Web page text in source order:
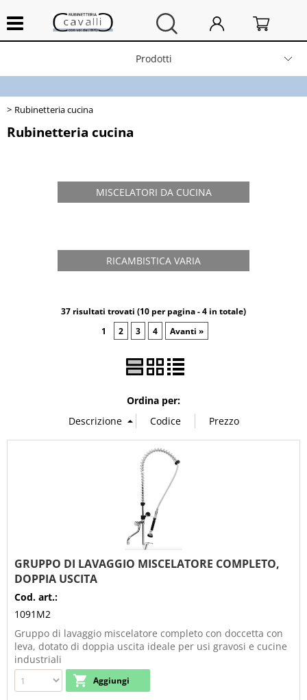
Chi siamo
Prodotti
Spedizioni e resi
Rubinetteria cucina
Rubinetteria cucina
MISCELATORI DA CUCINA
RICAMBISTICA VARIA
37 risultati trovati (10 per pagina - 4 in totale)
1
2 3 4 Avanti »
Ordina per:
GRUPPO DI LAVAGGIO MISCELATORE COMPLETO,
DOPPIA USCITA
Cod. art.:
1091M2
Gruppo di lavaggio miscelatore completo con doccetta con
leva, dotato di doppia uscita ideale per usi gravosi e cucine
industriali